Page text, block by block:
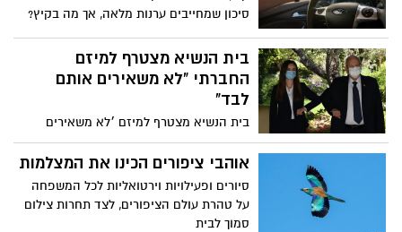
מהירה. לדבריו, יותר מ-600 אלף הורים דיווחו
תלמידים. סלוביק: "ההורים הוכיחו שאפשר
לסמוך עליהם"
סיכון שמחייבים ערנות מלאה, אך מה בקיץ?
שעות יום ארוכות, חום, תשישות ונמנום.. הם
לא גורמי סיכון? כל מה שכדאי לדעת על נהיגת
קיץ
בית הנשיא מצטרף למיזם
החברתי "לא משאירים אותם
לבד"
בית הנשיא מצטרף למיזם ׳לא משאירים
אותם לבד׳ של זק"א לסיוע לגיל השלישי בימי
הקורונה. מעל 68 אלף מתנדבים בזמן קצר
הצטרפו למיזם
אוהבי ציפורים הכינו את המצלמות
סיורים ופעילויות וירטואליות לכל המשפחה
על טהרת עולם הציפורים, לצד תחרות צילום
סמוך לבית